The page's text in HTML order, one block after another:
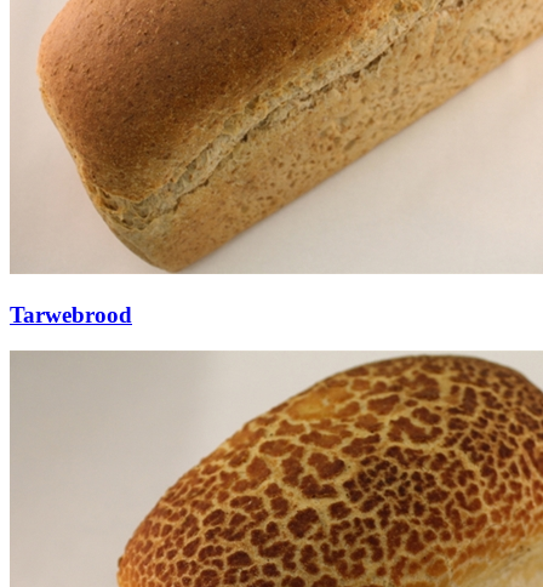
Tarwebrood